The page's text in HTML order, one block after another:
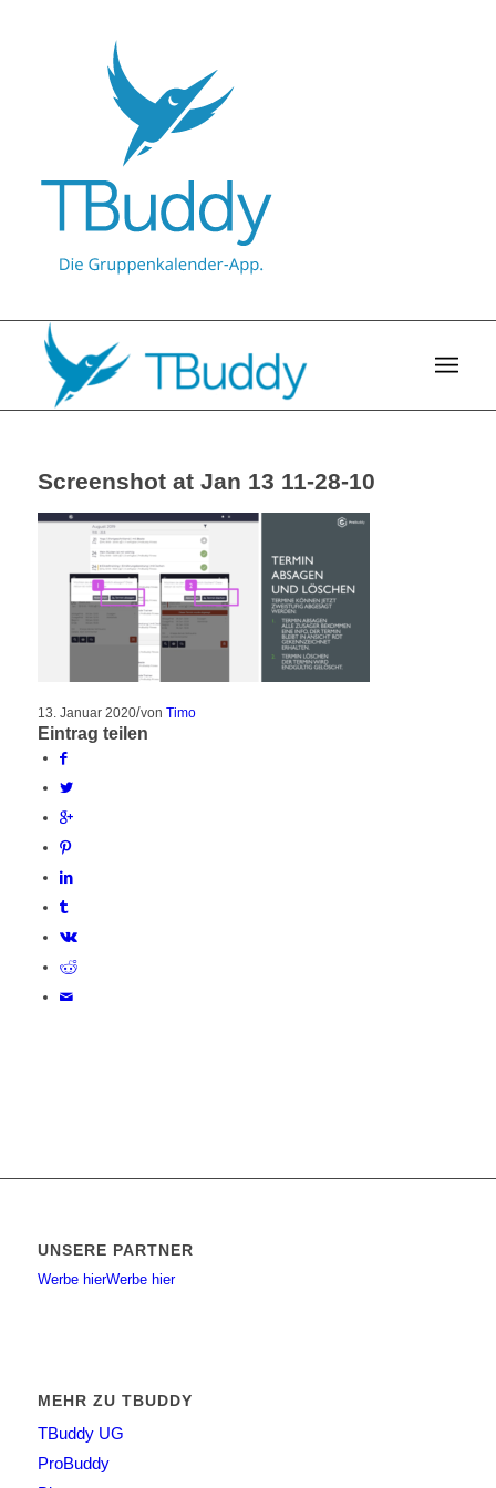
Screenshot at Jan 13 11-28-10
13. Januar 2020/von Timo
Eintrag teilen
UNSERE PARTNER
Werbe hierWerbe hier
MEHR ZU TBUDDY
TBuddy UG
ProBuddy